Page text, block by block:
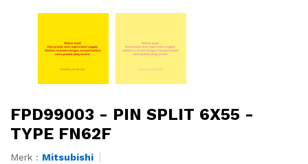
FPD99003 - PIN SPLIT 6X55 -
TYPE FN62F
Merk : Mitsubishi